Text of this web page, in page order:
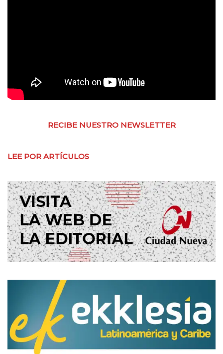
RECIBE NUESTRO NEWSLETTER
LEE POR ARTÍCULOS